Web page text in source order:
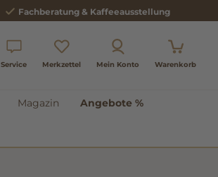
Fachberatung & Kaffeeausstellung
Service Merkzettel Mein Konto Warenkorb
Magazin Angebote %